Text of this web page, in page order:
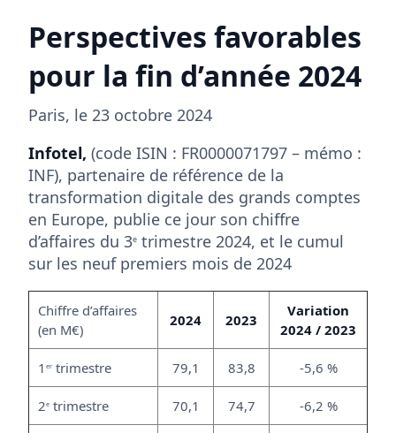
Perspectives favorables
pour la fin d’année 2024
Paris, le 23 octobre 2024
Infotel, (code ISIN : FR0000071797 – mémo :
INF), partenaire de référence de la
transformation digitale des grands comptes
en Europe, publie ce jour son chiffre
d’affaires du 3e trimestre 2024, et le cumul
sur les neuf premiers mois de 2024
Chiffre d’affaires
(en M€)
2024 2023
Variation
2024 / 2023
1 er trimestre 79,1 83,8 -5,6 %
2e trimestre 70,1 74,7 -6,2 %